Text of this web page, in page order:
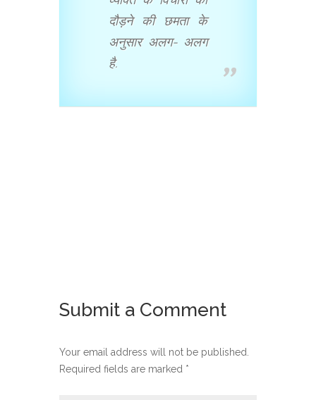
दौड़ने की छमता के
अनुसार अलग- अलग
है.
Submit a Comment
Your email address will not be published.
Required fields are marked *